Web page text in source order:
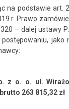
na podstawie art.
r. Prawo
– dalej ustawy
jako
z o. o. ul.
263 815,32 zł